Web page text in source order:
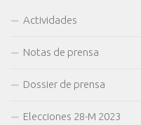
Actividades
Notas de prensa
Dossier de prensa
Elecciones 28-M 2023